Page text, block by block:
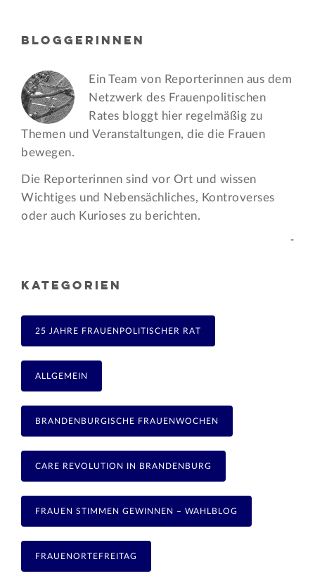
BLOGGERINNEN
Ein Team von Reporterinnen aus dem
Netzwerk des Frauen­politischen
Rates bloggt hier regelmäßig zu
Themen und Veran­staltungen, die die Frauen
bewegen.
Die Reporterinnen sind vor Ort und wissen
Wichtiges und Nebensächliches, Kontroverses
oder auch Kurioses zu berichten.
-
KATEGORIEN
25 JAHRE FRAUENPOLITISCHER RAT
ALLGEMEIN
BRANDENBURGISCHE FRAUENWOCHEN
CARE REVOLUTION IN BRANDENBURG
FRAUEN STIMMEN GEWINNEN – WAHLBLOG
FRAUENORTEFREITAG